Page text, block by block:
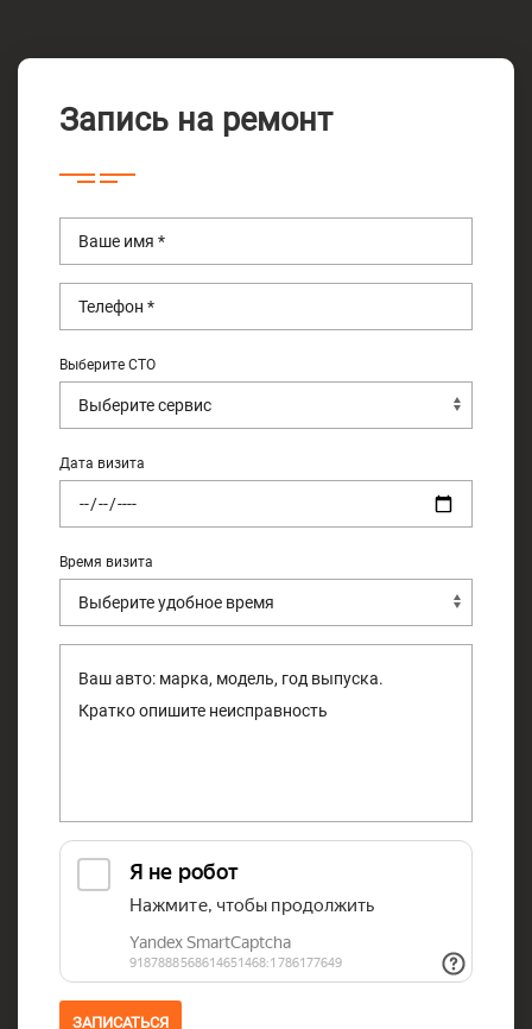
Запись на ремонт
Выберите СТО
Дата визита
Время визита
ЗАПИСАТЬСЯ